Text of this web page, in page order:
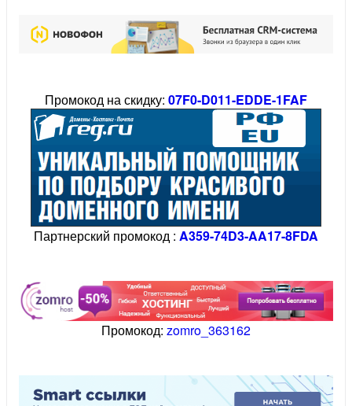
Промокод на скидку: 07F0-D011-EDDE-1FAF
Партнерский промокод : A359-74D3-AA17-8FDA
Промокод: zomro_363162